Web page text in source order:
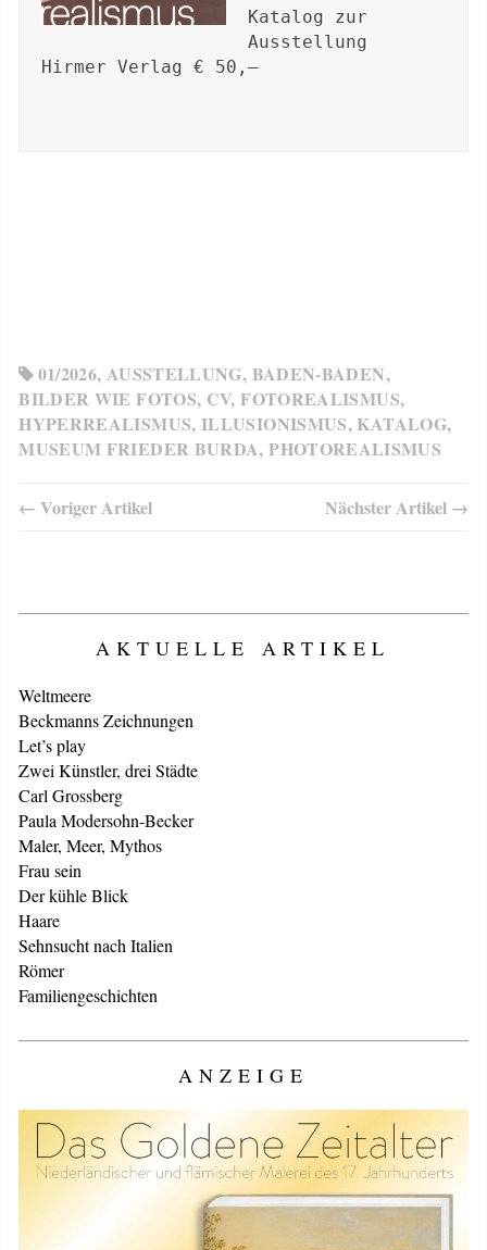
Katalog zur
Ausstellung
Hirmer Verlag € 50,–
01/2026, AUSSTELLUNG, BADEN-BADEN,
BILDER WIE FOTOS, CV,FOTOREALISMUS,
HYPERREALISMUS,ILLUSIONISMUS, KATALOG,
MUSEUM FRIEDER BURDA,PHOTOREALISMUS
← Voriger Artikel Nächster Artikel →
AKTUELLE ARTIKEL
Weltmeere
Beckmanns Zeichnungen
Let’s play
Zwei Künstler, drei Städte
Carl Grossberg
Paula Modersohn-Becker
Maler, Meer, Mythos
Frau sein
Der kühle Blick
Haare
Sehnsucht nach Italien
Römer
Familiengeschichten
ANZEIGE